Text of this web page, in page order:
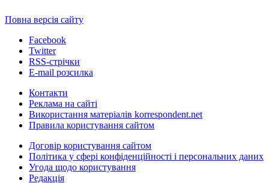
Повна версія сайту
Facebook
Twitter
RSS-стрічки
E-mail розсилка
Контакти
Реклама на сайті
Використання матеріалів korrespondent.net
Правила користування сайтом
Договір користування сайтом
Політика у сфері конфіденційності і персональних даних
Угода щодо користування
Редакція